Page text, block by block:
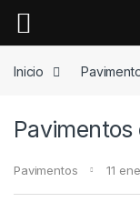
Inicio
Pavimentos
Pavimentos 11